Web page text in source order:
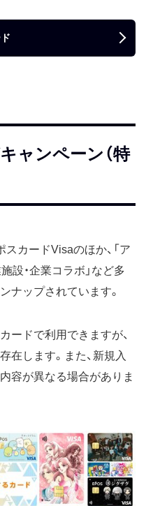
ャンペーン（特
カードVisaのほか、「ア
設・企業コラボ」など多
ナップされています。
ードで利用できますが、
在します。また、新規入
容が異なる場合がありま